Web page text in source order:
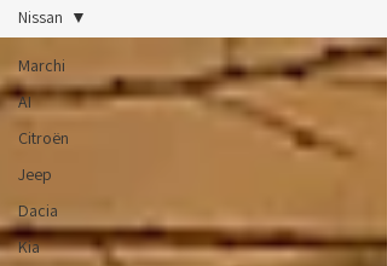
Marchi
AI
Citroën
Jeep
Dacia
Kia
Nissan